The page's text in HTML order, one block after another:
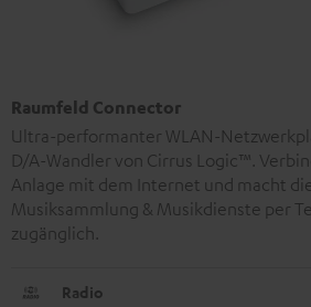
Raumfeld Connector
Ultra-performanter WLAN-
D/A-Wandler von Cirrus Logic™.
Anlage mit dem Internet und macht
Musiksammlung & Musikdienste per
zugänglich.
Radio